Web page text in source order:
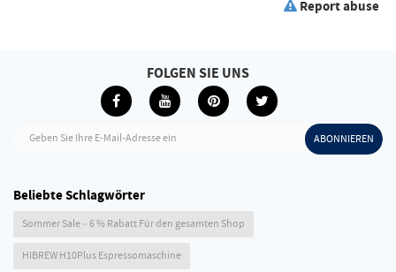
Report abuse
Geben Sie Ihre E-Mail-Adresse ein ABONNIEREN
FOLGEN SIE UNS
Beliebte Schlagwörter
Sommer Sale – 6 % Rabatt Für den gesamten Shop
HIBREW H10Plus Espressomaschine